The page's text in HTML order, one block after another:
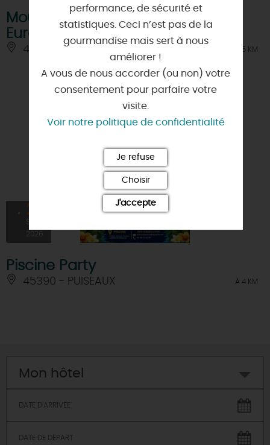
Moulin de Châtillon - Journées
Européennes du Patrimoine 2026
45390 - ONDREVILLE-SUR-ESSONNE À 6.5 KM
27
SEPT
2026
Piscine Party
45390 - PUISEAUX À 4 KM
Mon hôtel
performance, de sécurité et
statistiques. Ceci n’est pas de la
gourmandise mais sert à nous
améliorer !
A vous de nous accorder (ou non) votre
consentement pour parfaire votre
visite.
Voir notre politique de confidentialité
Je refuse
Choisir
J'accepte